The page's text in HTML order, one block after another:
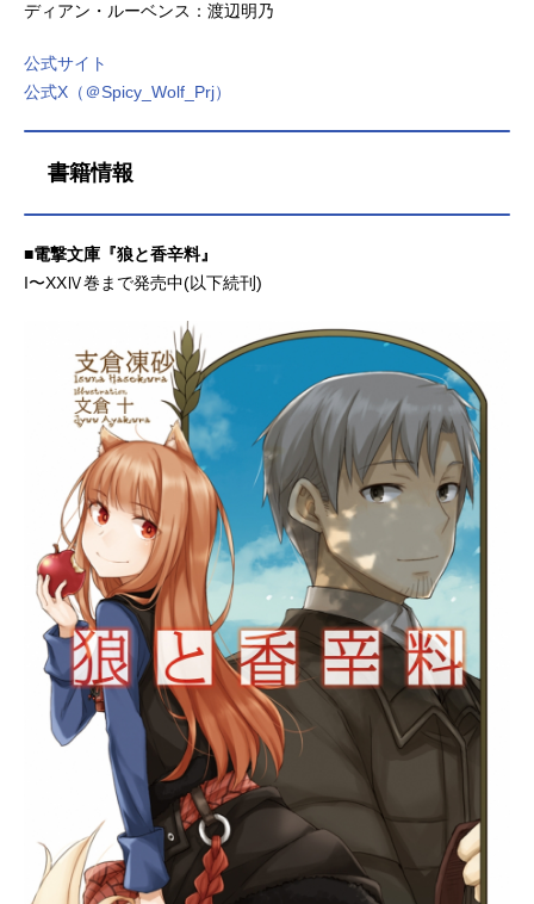
ディアン・ルーベンス：渡辺明乃
公式サイト
公式X（＠Spicy_Wolf_Prj）
書籍情報
■電撃文庫『狼と香辛料』
I〜XXⅣ巻まで発売中(以下続刊)